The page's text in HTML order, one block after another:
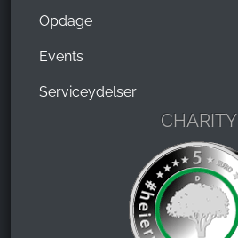
Opdage
Events
Serviceydelser
CHARITY